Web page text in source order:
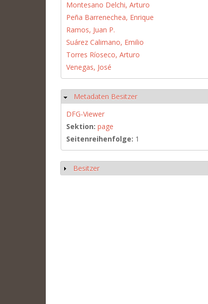
Montesano Delchi, Arturo
Peña Barrenechea, Enrique
Ramos, Juan P.
Suárez Calimano, Emilio
Torres Ríoseco, Arturo
Venegas, José
Ausblenden
Metadaten Besitzer
DFG-Viewer
Sektion: page
Seitenreihenfolge: 1
Anzeigen
Besitzer